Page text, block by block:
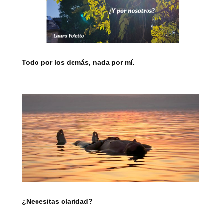
Todo por los demás, nada por mí.
¿Necesitas claridad?